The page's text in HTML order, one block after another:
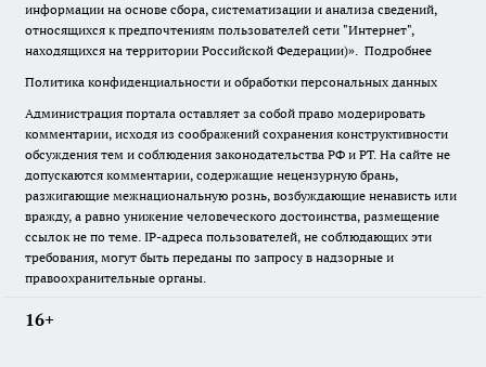
информации на основе сбора, систематизации и анализа сведений,
относящихся к предпочтениям пользователей сети "Интернет",
находящихся на территории Российской Федерации)». Подробнее
Политика конфиденциальности и обработки персональных данных
Администрация портала оставляет за собой право модерировать
комментарии, исходя из соображений сохранения конструктивности
обсуждения тем и соблюдения законодательства РФ и РТ. На сайте не
допускаются комментарии, содержащие нецензурную брань,
разжигающие межнациональную рознь, возбуждающие ненависть или
вражду, а равно унижение человеческого достоинства, размещение
ссылок не по теме. IP-адреса пользователей, не соблюдающих эти
требования, могут быть переданы по запросу в надзорные и
правоохранительные органы.
16+